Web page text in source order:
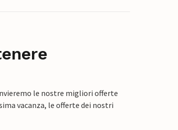
le nostre migliori offerte
vacanza, le offerte dei nostri